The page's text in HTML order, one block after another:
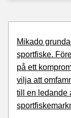
Mikado
sportfiske.
på ett
vilja att
till en ledande